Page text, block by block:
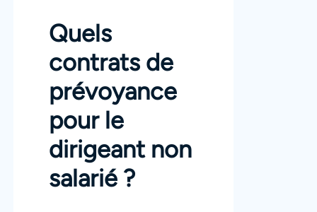
Quels
contrats de
prévoyance
pour le
dirigeant non
salarié ?